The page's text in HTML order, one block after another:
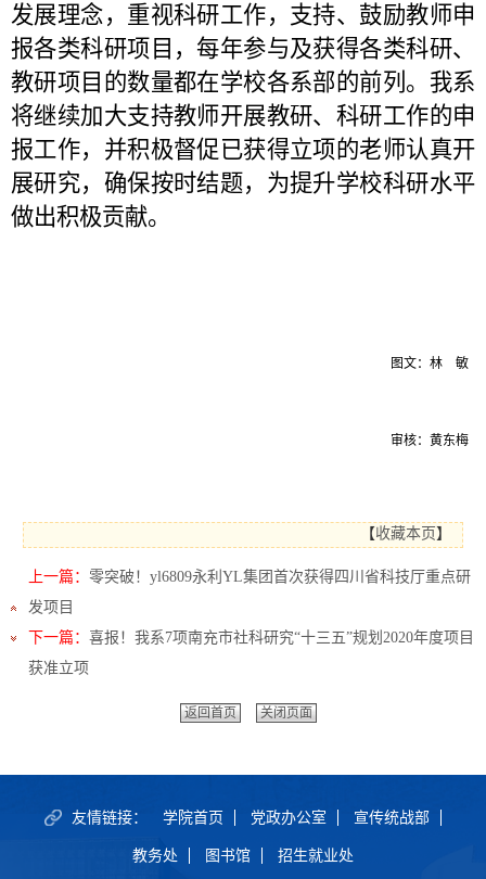
发展理念，重视科研工作，支持、鼓励教师申
报各类科研项目，每年参与及获得各类科研、
教研项目的数量都在学校各系部的前列。我系
将继续加大支持教师开展教研、科研工作的申
报工作，并积极督促已获得立项的老师认真开
展研究，确保按时结题，为提升学校科研水平
做出积极贡献。
图文：林 敏
审核：黄东梅
【收藏本页】
上一篇： 零突破！yl6809永利YL集团首次获得四川省科技厅重点研
发项目
下一篇： 喜报！我系7项南充市社科研究“十三五”规划2020年度项目
获准立项
返回首页 关闭页面
友情链接： 学院首页 党政办公室 宣传统战部
教务处 图书馆 招生就业处